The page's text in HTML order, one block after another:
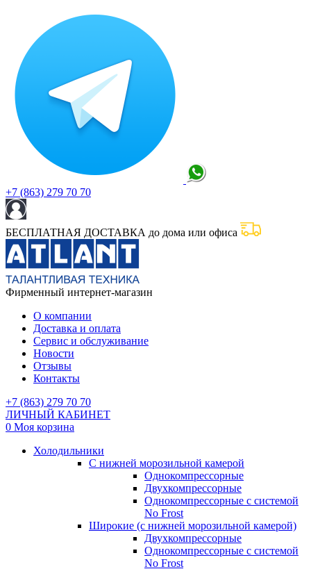
+7 (863) 279 70 70
БЕСПЛАТНАЯ ДОСТАВКА до дома или офиса
Фирменный интернет-магазин
О компании
Доставка и оплата
Сервис и обслуживание
Новости
Отзывы
Контакты
+7 (863) 279 70 70
ЛИЧНЫЙ КАБИНЕТ
0 Моя корзина
Холодильники
С нижней морозильной камерой
Однокомпрессорные
Двухкомпрессорные
Однокомпрессорные с системой
No Frost
Широкие (с нижней морозильной камерой)
Двухкомпрессорные
Однокомпрессорные с системой
No Frost